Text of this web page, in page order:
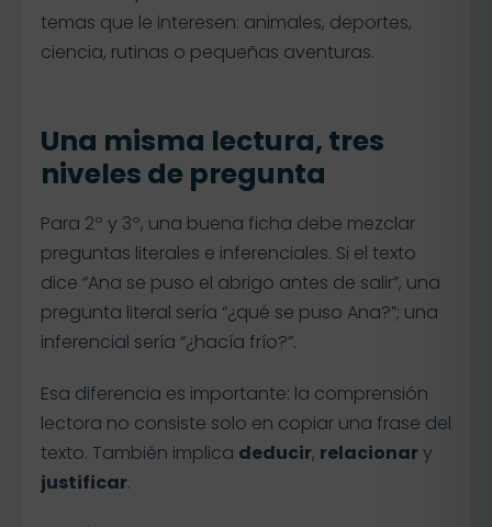
temas que le interesen: animales, deportes,
ciencia, rutinas o pequeñas aventuras.
Una misma lectura, tres
niveles de pregunta
Para 2º y 3º, una buena ficha debe mezclar
preguntas literales e inferenciales. Si el texto
dice “Ana se puso el abrigo antes de salir”, una
pregunta literal sería “¿qué se puso Ana?”; una
inferencial sería “¿hacía frío?”.
Esa diferencia es importante: la comprensión
lectora no consiste solo en copiar una frase del
texto. También implica deducir, relacionary
justificar.